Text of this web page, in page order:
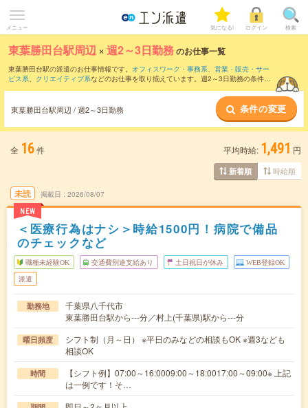
メニュー 気になる! ログイン 検索
東葉勝田台駅周辺 ×週2～3日勤務のお仕事一覧
東葉勝田台駅の派遣のお仕事情報です。 オフィスワーク・事務系、 営業・販売・サー
ビス系、 クリエイティブ系などのお仕事を取り揃えています。週2～3日勤務の条件の
東葉勝田台駅周辺 / 週2～3日勤務 条件の変更
全 16件 平均時給: 1,491 円
新着順 時給順
未読
NEW
掲載日 2026/08/07
＜医療行為はナシ＞時給1500円！病院で備品
のチェックなど
職種未経験OK 交通費別途支給あり 土日祝日が休み WEB登録OK
派遣
勤務地
千葉県八千代市
東葉勝田台駅から---分／村上(千葉県)駅から---分
曜日頻度
シフト制（月～日） ※平日のみなどの相談もOK ※週3なども
相談OK
時間
【シフト例】07:00～16:0009:00～18:0017:00～09:00※ 上記
は一例です！そ…